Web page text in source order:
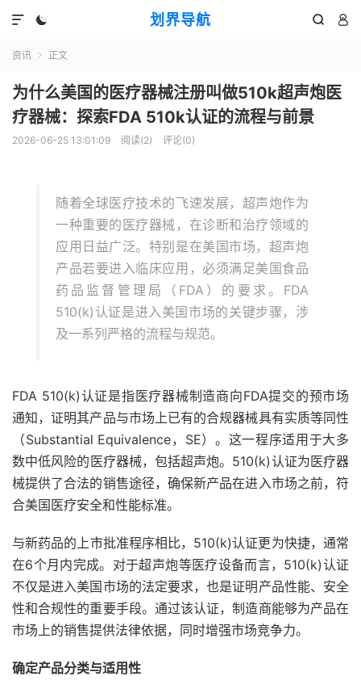
划界导航
  

资讯  正文
为什么美国的医疗器械注册叫做510k超声炮医
疗器械：探索FDA 510k认证的流程与前景
2026-06-25 13:01:09 阅读(2) 评论(0)
随着全球医疗技术的飞速发展，超声炮作为
一种重要的医疗器械，在诊断和治疗领域的
应用日益广泛。特别是在美国市场，超声炮
产品若要进入临床应用，必须满足美国食品
药品监督管理局（FDA）的要求。FDA
510(k)认证是进入美国市场的关键步骤，涉
及一系列严格的流程与规范。
FDA 510(k)认证是指医疗器械制造商向FDA提交的预市场
通知，证明其产品与市场上已有的合规器械具有实质等同性
（Substantial Equivalence，SE）。这一程序适用于大多
数中低风险的医疗器械，包括超声炮。510(k)认证为医疗器
械提供了合法的销售途径，确保新产品在进入市场之前，符
合美国医疗安全和性能标准。
与新药品的上市批准程序相比，510(k)认证更为快捷，通常
在6个月内完成。对于超声炮等医疗设备而言，510(k)认证
不仅是进入美国市场的法定要求，也是证明产品性能、安全
性和合规性的重要手段。通过该认证，制造商能够为产品在
市场上的销售提供法律依据，同时增强市场竞争力。
确定产品分类与适用性